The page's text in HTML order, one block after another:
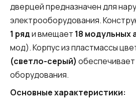
дверцей предназначен для
электрооборудования.
1 ряди вмещает 18 модульных
мод). Корпус из пластмассы
(светло-серый)
оборудования.
Основные характеристики: